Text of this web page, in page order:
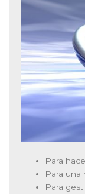
Para
Para una
Para